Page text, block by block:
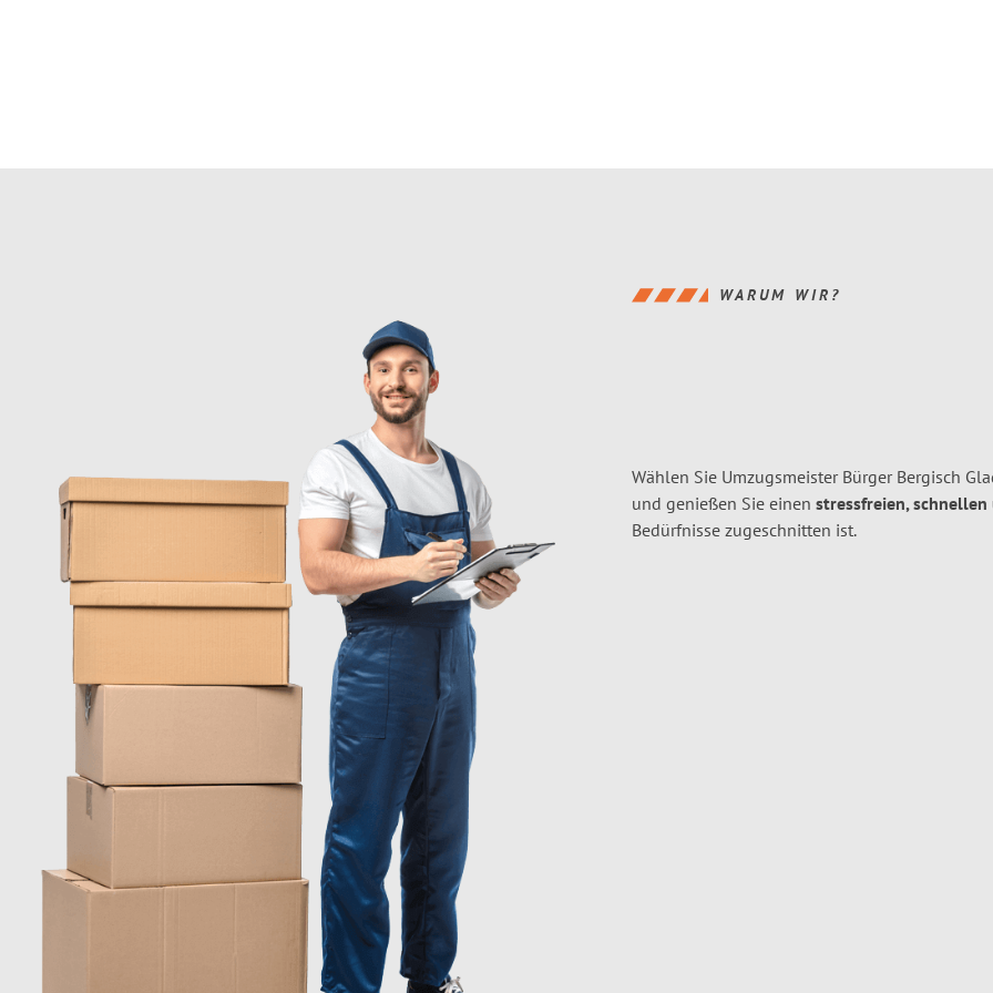
WARUM WIR?
Wählen Sie Umzugsmeister Bürger Bergisch
und genießen Sie einen stressfreien,
Bedürfnisse zugeschnitten ist.